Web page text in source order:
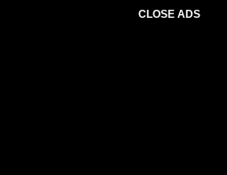
CLOSE ADS